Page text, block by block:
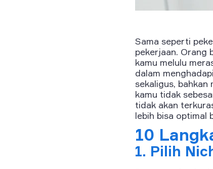
Sama seperti
pekerjaan. Orang
kamu melulu
dalam
sekaligus,
kamu tidak
tidak akan
lebih bisa optimal
10
1. Pilih